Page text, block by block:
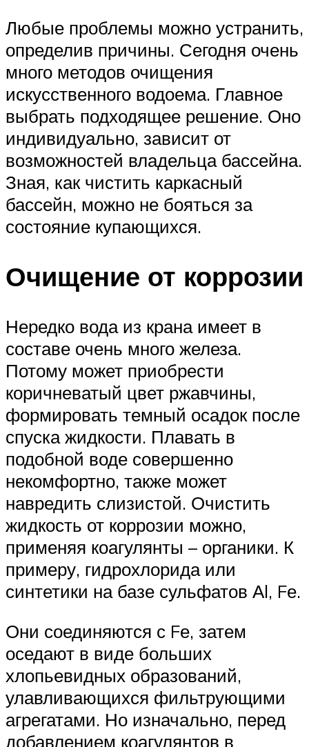
Любые проблемы можно устранить,
определив причины. Сегодня очень
много методов очищения
искусственного водоема. Главное
выбрать подходящее решение. Оно
индивидуально, зависит от
возможностей владельца бассейна.
Зная, как чистить каркасный
бассейн, можно не бояться за
состояние купающихся.
Очищение от коррозии
Нередко вода из крана имеет в
составе очень много железа.
Потому может приобрести
коричневатый цвет ржавчины,
формировать темный осадок после
спуска жидкости. Плавать в
подобной воде совершенно
некомфортно, также может
навредить слизистой. Очистить
жидкость от коррозии можно,
применяя коагулянты – органики. К
примеру, гидрохлорида или
синтетики на базе сульфатов Аl, Fе.
Они соединяются с Fе, затем
оседают в виде больших
хлопьевидных образований,
улавливающихся фильтрующими
агрегатами. Но изначально, перед
добавлением коагулянтов в